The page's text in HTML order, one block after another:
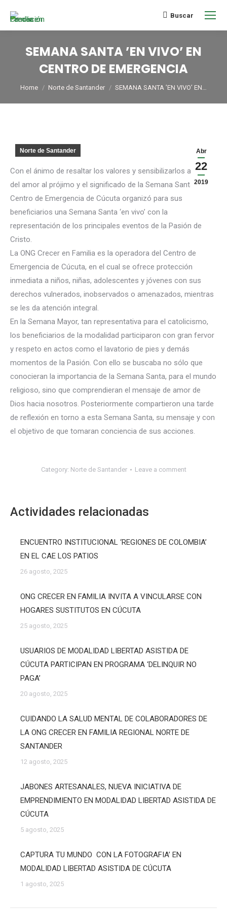
Buscar
SEMANA SANTA ’EN VIVO’ EN
CENTRO DE EMERGENCIA
You are here:
Home Norte de Santander SEMANA SANTA ’EN VIVO’ EN…
Abr
22
2019
Norte de Santander
Con el ánimo de resaltar los valores y sensibilizarlos acerca
del amor al prójimo y el significado de la Semana Santa, el
Centro de Emergencia de Cúcuta organizó para sus
beneficiarios una Semana Santa ‘en vivo’ con la
representación de los principales eventos de la Pasión de
Cristo.
La ONG Crecer en Familia es la operadora del Centro de
Emergencia de Cúcuta, en el cual se ofrece protección
inmediata a niños, niñas, adolescentes y jóvenes con sus
derechos vulnerados, inobservados o amenazados, mientras
se les da atención integral.
En la Semana Mayor, tan representativa para el catolicismo,
los beneficiarios de la modalidad participaron con gran fervor
y respeto en actos como el lavatorio de pies y demás
momentos de la Pasión. Con ello se buscaba no sólo que
conocieran la importancia de la Semana Santa, para el mundo
religioso, sino que comprendieran el mensaje de amor de
Dios hacia nosotros. Posteriormente compartieron una tarde
de reflexión en torno a esta Semana Santa, su mensaje y con
el objetivo de que tomaran conciencia de sus acciones.
Category: Norte de Santander Leave a comment
Actividades relacionadas
ENCUENTRO INSTITUCIONAL ‘REGIONES DE COLOMBIA’
EN EL CAE LOS PATIOS
26 agosto, 2025
ONG CRECER EN FAMILIA INVITA A VINCULARSE CON
HOGARES SUSTITUTOS EN CÚCUTA
25 agosto, 2025
USUARIOS DE MODALIDAD LIBERTAD ASISTIDA DE
CÚCUTA PARTICIPAN EN PROGRAMA ‘DELINQUIR NO
PAGA’
20 agosto, 2025
CUIDANDO LA SALUD MENTAL DE COLABORADORES DE
LA ONG CRECER EN FAMILIA REGIONAL NORTE DE
SANTANDER
12 agosto, 2025
JABONES ARTESANALES, NUEVA INICIATIVA DE
EMPRENDIMIENTO EN MODALIDAD LIBERTAD ASISTIDA DE
CÚCUTA
5 agosto, 2025
CAPTURA TU MUNDO CON LA FOTOGRAFIA’ EN
MODALIDAD LIBERTAD ASISTIDA DE CÚCUTA
1 agosto, 2025